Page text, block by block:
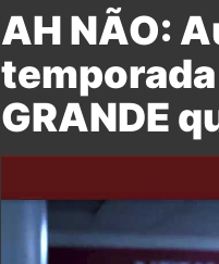
AH NÃO:
GRANDE